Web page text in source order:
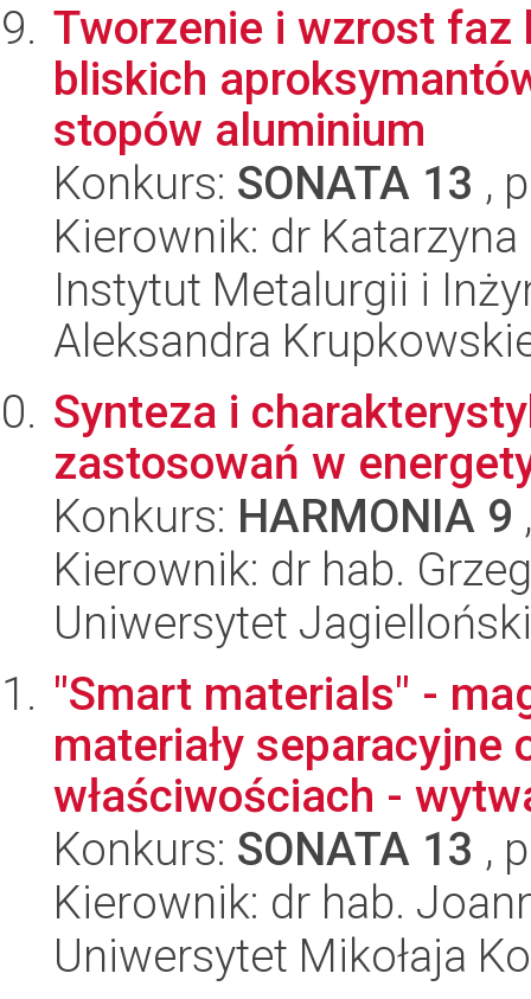
Tworzenie i wzrost
bliskich
stopów aluminium
Konkurs: SONATA 13 ,
Kierownik: dr Katarzyna
Instytut Metalurgii i
Aleksandra
Synteza i
zastosowań w
Konkurs: HARMONIA 9
Kierownik: dr hab.
Uniwersytet
"Smart materials" -
materiały separacyjne
właściwościach -
Konkurs: SONATA 13 ,
Kierownik: dr hab.
Uniwersytet Mikołaja